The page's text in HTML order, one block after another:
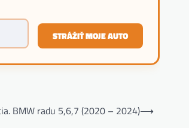
STRÁŽIŤ MOJE AUTO
BMW radu 5,6,7 (2020 – 2024)⟶